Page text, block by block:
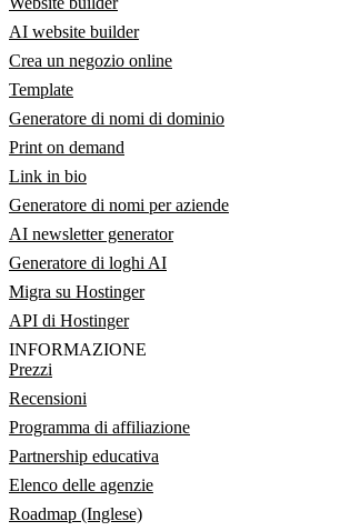
AI website builder
Crea un negozio online
Template
Generatore di nomi di dominio
Print on demand
Link in bio
Generatore di nomi per aziende
AI newsletter generator
Generatore di loghi AI
Migra su Hostinger
API di Hostinger
INFORMAZIONE
Prezzi
Recensioni
Programma di affiliazione
Partnership educativa
Elenco delle agenzie
Roadmap (Inglese)